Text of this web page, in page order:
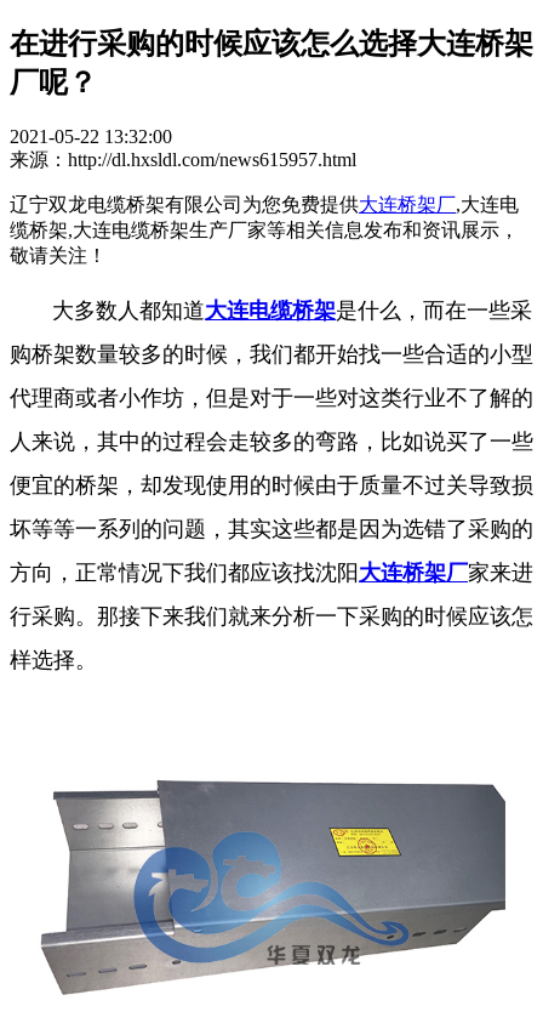
在进行采购的时候应该怎么选择大连桥架
厂呢？
2021-05-22 13:32:00
来源：http://dl.hxsldl.com/news615957.html
辽宁双龙电缆桥架有限公司为您免费提供大连桥架厂,大连电
缆桥架,大连电缆桥架生产厂家等相关信息发布和资讯展示，
敬请关注！
大多数人都知道大连电缆桥架是什么，而在一些采
购桥架数量较多的时候，我们都开始找一些合适的小型
代理商或者小作坊，但是对于一些对这类行业不了解的
人来说，其中的过程会走较多的弯路，比如说买了一些
便宜的桥架，却发现使用的时候由于质量不过关导致损
坏等等一系列的问题，其实这些都是因为选错了采购的
方向，正常情况下我们都应该找沈阳大连桥架厂家来进
行采购。那接下来我们就来分析一下采购的时候应该怎
样选择。